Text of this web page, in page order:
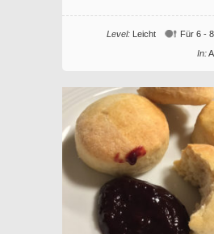
Für 6 -
Level: Leicht
In: